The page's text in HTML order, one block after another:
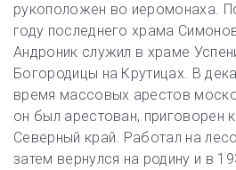
рукоположен во иеромонаха.
году последнего храма
Андроник служил в храме
Богородицы на Крутицах. В
время массовых арестов
он был арестован, приговорен
Северный край. Работал на
затем вернулся на родину и в